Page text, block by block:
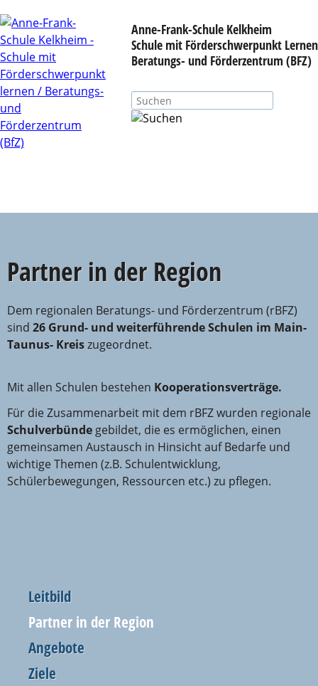
Anne-Frank-Schule Kelkheim
Schule mit Förderschwerpunkt Lernen
Beratungs- und Förderzentrum (BFZ)
Partner in der Region
Dem regionalen Beratungs- und Förderzentrum (rBFZ)
sind 26 Grund- und weiterführende Schulen im Main-
Taunus- Kreiszugeordnet.
Mit allen Schulen bestehen Kooperationsverträge.
Für die Zusammenarbeit mit dem rBFZ wurden regionale
Schulverbünde gebildet, die es ermöglichen, einen
gemeinsamen Austausch in Hinsicht auf Bedarfe und
wichtige Themen (z.B. Schulentwicklung,
Schülerbewegungen, Ressourcen etc.) zu pflegen.
Navigation
Leitbild
Partner in der Region
Angebote
Ziele